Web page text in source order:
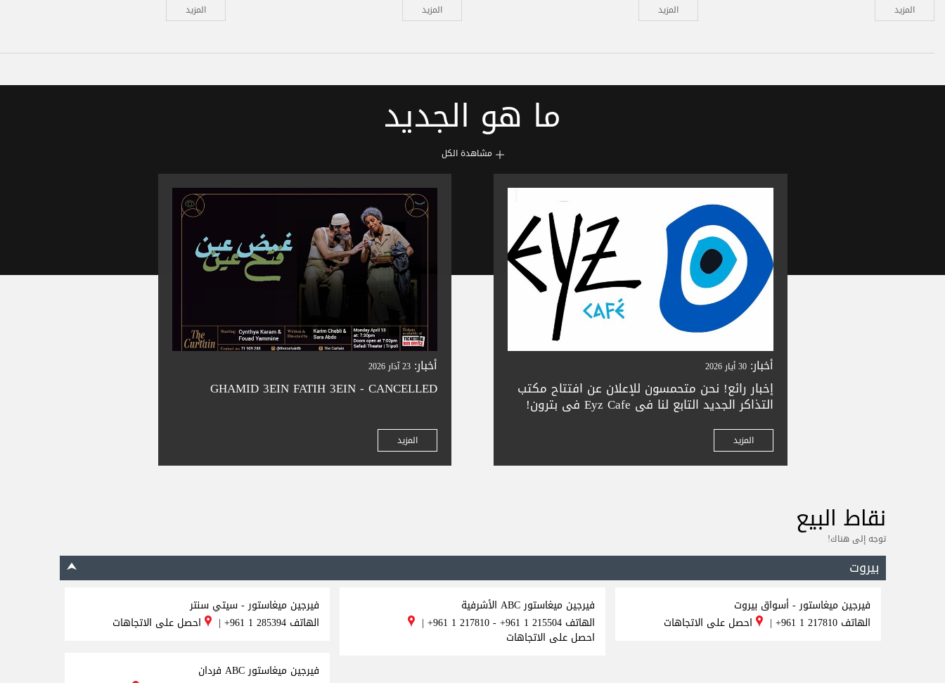
المزيد المزيد المزيد المزيد
ما هو الجديد
مشاهدة الكل
أخبار: 30 أيار 2026
إخبار رائع! نحن متحمسون للإعلان عن افتتاح مكتب
التذاكر الجديد التابع لنا في Eyz Cafe في بترون!
بترون. تعالوا واستمتعوا بحجز تذاكر سلس —
ونتطلع لخدمتكم
المزيد
أخبار: 23 آذار 2026
GHAMID 3EIN FATIH 3EIN - CANCELLED
المزيد
نقاط البيع
توجه إلى هناك!
بيروت
فيرجين ميغاستور - أسواق بيروت
الهاتف+961 1 217810
| احصل على الاتجاهات
فيرجين ميغاستور ABC الأشرفية
الهاتف+961 1 217810 - +961 1 215504
|
احصل على الاتجاهات
فيرجين ميغاستور - سيتي سنتر
الهاتف +961 1 285394
| احصل على الاتجاهات
فيرجين ميغاستور ABC فردان